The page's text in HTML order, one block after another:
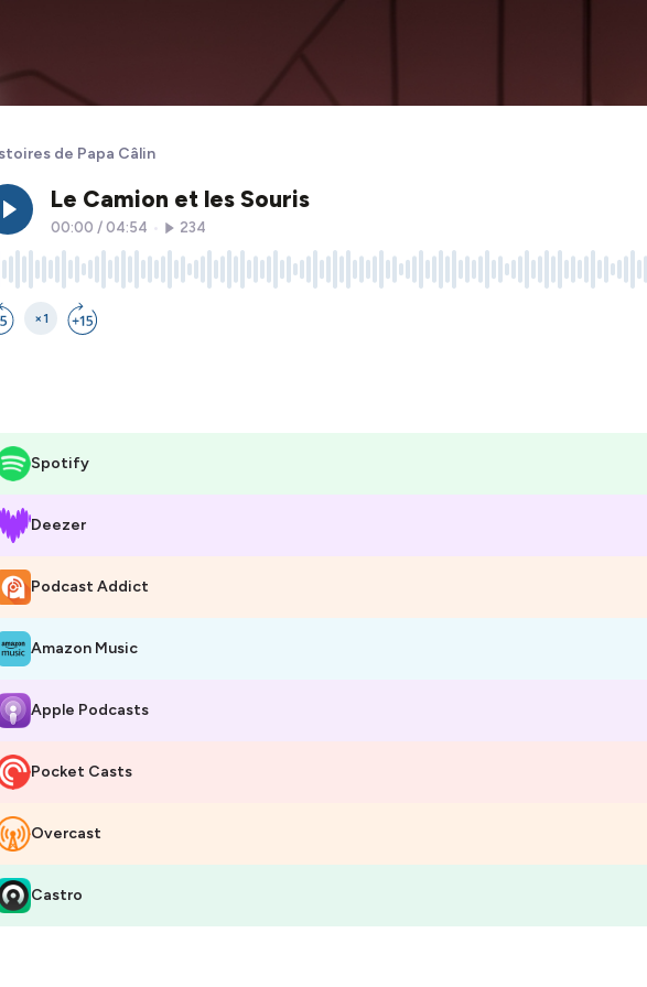
de Papa Câlin
Spotify
Deezer
Podcast Addict
Amazon Music
Apple Podcasts
Pocket Casts
Overcast
Castro